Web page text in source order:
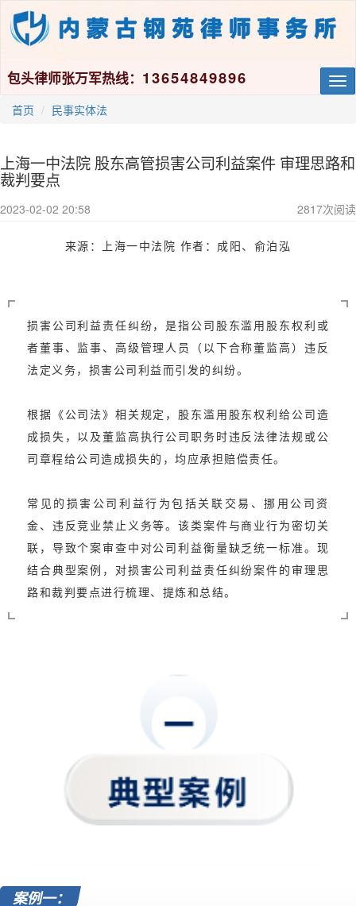
包头律师张万军热线： 13654849896
首页 民事实体法
上海一中法院 股东高管损害公司利益案件 审理思路和
裁判要点
2023-02-02 20:58 2817次阅读
来源：上海一中法院 作者： 成阳、俞泊泓
损害公司利益责任纠纷，是指公司股东滥用股东权利或
者董事、监事、高级管理人员（以下合称董监高）违反
法定义务，损害公司利益而引发的纠纷。
根据《公司法》相关规定，股东滥用股东权利给公司造
成损失，以及董监高执行公司职务时违反法律法规或公
司章程给公司造成损失的，均应承担赔偿责任。
常见的损害公司利益行为包括关联交易、挪用公司资
金、违反竞业禁止义务等。该类案件与商业行为密切关
联，导致个案审查中对公司利益衡量缺乏统一标准。现
结合典型案例，对损害公司利益责任纠纷案件的审理思
路和裁判要点进行梳理、提炼和总结。
案例一：